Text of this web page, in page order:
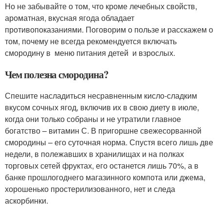
Но не забывайте о том, что кроме лечебных свойств,
ароматная, вкусная ягода обладает
противопоказаниями. Поговорим о пользе и расскажем о
том, почему не всегда рекомендуется включать
смородину в меню питания детей и взрослых.
Чем полезна смородина?
Спешите насладиться несравненным кисло-сладким
вкусом сочных ягод, включив их в свою диету в июле,
когда они только собраны и не утратили главное
богатство – витамин С. В пригоршне свежесорванной
смородины – его суточная норма. Спустя всего лишь две
недели, в полежавших в хранилищах и на полках
торговых сетей фруктах, его останется лишь 70%, а в
банке прошлогоднего магазинного компота или джема,
хорошенько простерилизованного, нет и следа
аскорбинки.